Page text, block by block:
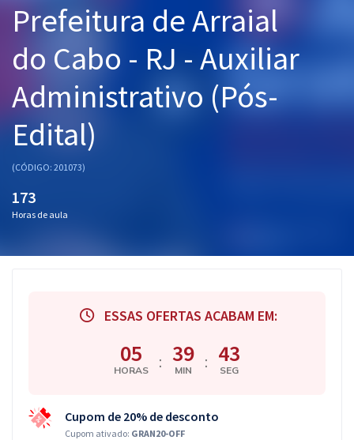
Cursos 20% OFF
Pós
Graduação
OAB
Questões grátis
Prefeitura de Arraial
do Cabo - RJ - Auxiliar
Administrativo (Pós-
Edital)
(CÓDIGO: 201073)
173
Horas de aula
ESSAS OFERTAS ACABAM EM:
05
HORAS : 39
MIN : 42
SEG
Cupom de 20% de desconto
Cupom ativado: GRAN20-OFF